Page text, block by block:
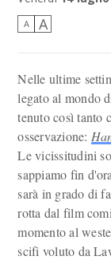
A A
Nelle ultime
legato al mondo
tenuto così tanto
osservazione:
Le vicissitudini
sappiamo fin
sarà in grado di
rotta dal film
momento al
scifi voluto da